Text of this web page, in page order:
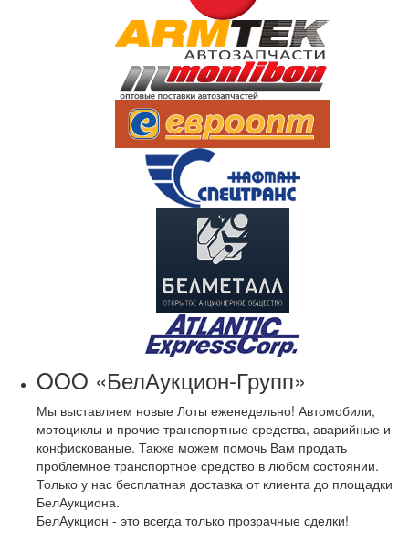
OOO «БелАукцион-Групп»
Мы выставляем новые Лоты еженедельно! Автомобили,
мотоциклы и прочие транспортные средства, аварийные и
конфискованые. Также можем помочь Вам продать
проблемное транспортное средство в любом состоянии.
Только у нас бесплатная доставка от клиента до площадки
БелАукциона.
БелАукцион - это всегда только прозрачные сделки!